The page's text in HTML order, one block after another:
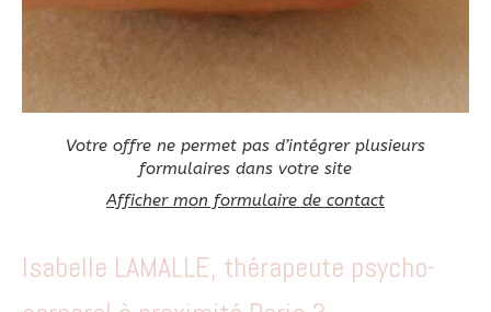
Votre offre ne permet pas d’intégrer plusieurs
formulaires dans votre site
Afficher mon formulaire de contact
Isabelle LAMALLE, thérapeute psycho-